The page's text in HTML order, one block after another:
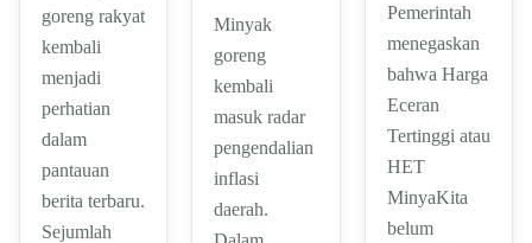
goreng rakyat
kembali
menjadi
perhatian
dalam
pantauan
berita terbaru.
Sejumlah
Minyak
goreng
kembali
masuk radar
pengendalian
inflasi
daerah.
Pemerintah
menegaskan
bahwa Harga
Eceran
Tertinggi atau
HET
MinyaKita
belum